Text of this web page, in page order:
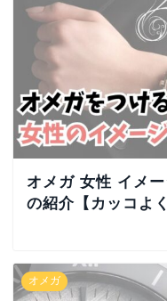
オメガ 女性 イメ
の紹介【カッコよ
オメガ